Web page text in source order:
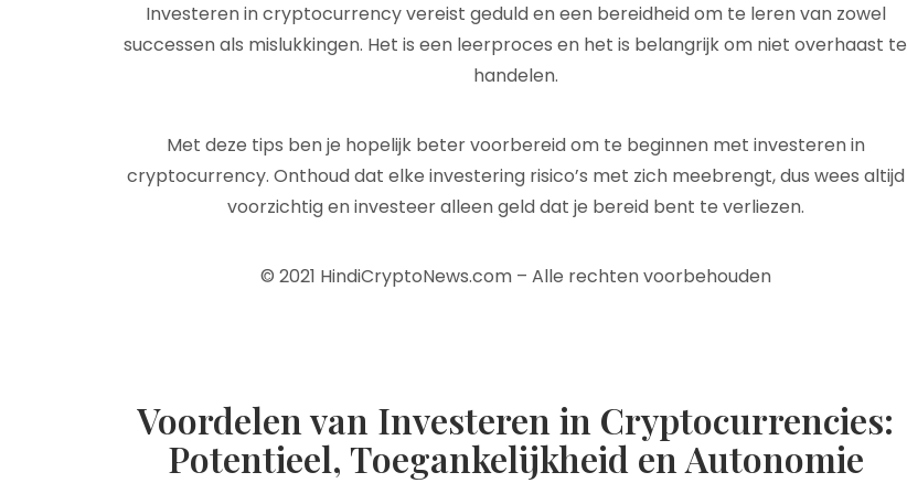
Investeren in cryptocurrency vereist geduld en een bereidheid om te leren van zowel
successen als mislukkingen. Het is een leerproces en het is belangrijk om niet overhaast te
handelen.
Met deze tips ben je hopelijk beter voorbereid om te beginnen met investeren in
cryptocurrency. Onthoud dat elke investering risico’s met zich meebrengt, dus wees altijd
voorzichtig en investeer alleen geld dat je bereid bent te verliezen.
© 2021 HindiCryptoNews.com – Alle rechten voorbehouden
Voordelen van Investeren in Cryptocurrencies:
Potentieel, Toegankelijkheid en Autonomie